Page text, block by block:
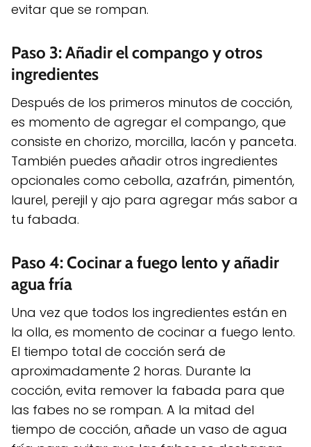
evitar que se rompan.
Paso 3: Añadir el compango y otros
ingredientes
Después de los primeros minutos de cocción,
es momento de agregar el compango, que
consiste en chorizo, morcilla, lacón y panceta.
También puedes añadir otros ingredientes
opcionales como cebolla, azafrán, pimentón,
laurel, perejil y ajo para agregar más sabor a
tu fabada.
Paso 4: Cocinar a fuego lento y añadir
agua fría
Una vez que todos los ingredientes están en
la olla, es momento de cocinar a fuego lento.
El tiempo total de cocción será de
aproximadamente 2 horas. Durante la
cocción, evita remover la fabada para que
las fabes no se rompan. A la mitad del
tiempo de cocción, añade un vaso de agua